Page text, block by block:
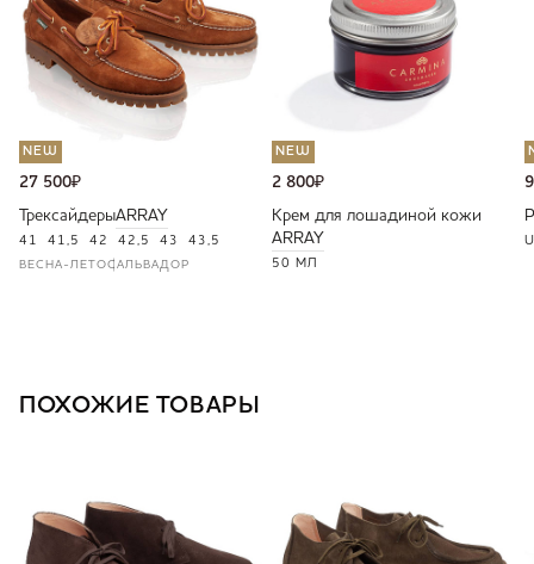
NEW
27 500₽
ТрексайдерыARRAY
41 41,5 42 42,5 43 43,5
ВЕСНА-ЛЕТОСАЛЬВАДОР
NEW
2 800₽
Крем для лошадиной кожи
ARRAY
50 МЛ
ПОХОЖИЕ ТОВАРЫ